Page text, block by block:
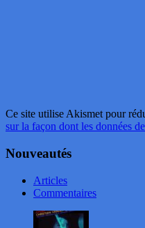
Ce site utilise Akismet pour
sur la façon dont les données
Nouveautés
Articles
Commentaires